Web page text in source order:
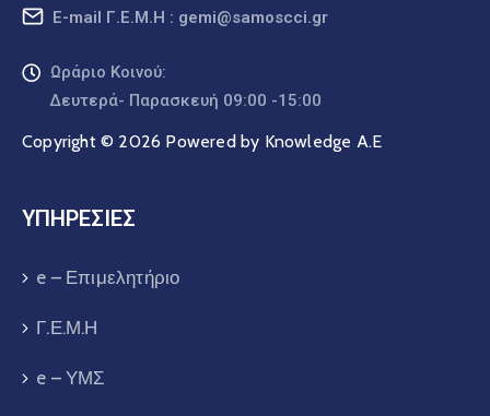
E-mail Γ.Ε.Μ.Η : gemi@samoscci.gr
Ωράριο Κοινού:
Δευτερά- Παρασκευή 09:00 -15:00
Copyright © 2026 Powered by Knowledge A.E
ΥΠΗΡΕΣΙΕΣ
e – Επιμελητήριο
Γ.Ε.Μ.Η
e – ΥΜΣ